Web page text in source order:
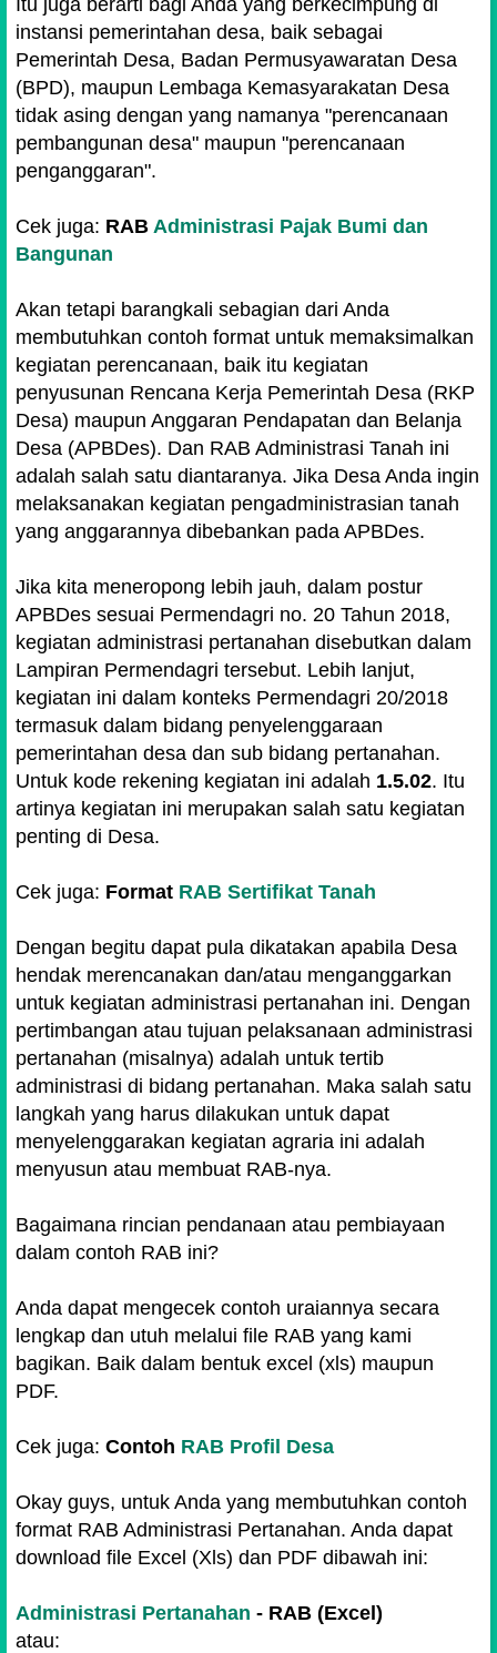
instansi pemerintahan desa, baik sebagai
Pemerintah Desa, Badan Permusyawaratan Desa
(BPD), maupun Lembaga Kemasyarakatan Desa
tidak asing dengan yang namanya "perencanaan
pembangunan desa" maupun "perencanaan
penganggaran".
Cek juga: RAB Administrasi Pajak Bumi dan
Bangunan
Akan tetapi barangkali sebagian dari Anda
membutuhkan contoh format untuk memaksimalkan
kegiatan perencanaan, baik itu kegiatan
penyusunan Rencana Kerja Pemerintah Desa (RKP
Desa) maupun Anggaran Pendapatan dan Belanja
Desa (APBDes). Dan RAB Administrasi Tanah ini
adalah salah satu diantaranya. Jika Desa Anda ingin
melaksanakan kegiatan pengadministrasian tanah
yang anggarannya dibebankan pada APBDes.
Jika kita meneropong lebih jauh, dalam postur
APBDes sesuai Permendagri no. 20 Tahun 2018,
kegiatan administrasi pertanahan disebutkan dalam
Lampiran Permendagri tersebut. Lebih lanjut,
kegiatan ini dalam konteks Permendagri 20/2018
termasuk dalam bidang penyelenggaraan
pemerintahan desa dan sub bidang pertanahan.
Untuk kode rekening kegiatan ini adalah 1.5.02. Itu
artinya kegiatan ini merupakan salah satu kegiatan
penting di Desa.
Cek juga: Format RAB Sertifikat Tanah
Dengan begitu dapat pula dikatakan apabila Desa
hendak merencanakan dan/atau menganggarkan
untuk kegiatan administrasi pertanahan ini. Dengan
pertimbangan atau tujuan pelaksanaan administrasi
pertanahan (misalnya) adalah untuk tertib
administrasi di bidang pertanahan. Maka salah satu
langkah yang harus dilakukan untuk dapat
menyelenggarakan kegiatan agraria ini adalah
menyusun atau membuat RAB-nya.
Bagaimana rincian pendanaan atau pembiayaan
dalam contoh RAB ini?
Anda dapat mengecek contoh uraiannya secara
lengkap dan utuh melalui file RAB yang kami
bagikan. Baik dalam bentuk excel (xls) maupun
PDF.
Cek juga: Contoh RAB Profil Desa
Okay guys, untuk Anda yang membutuhkan contoh
format RAB Administrasi Pertanahan. Anda dapat
download file Excel (Xls) dan PDF dibawah ini:
Administrasi Pertanahan - RAB (Excel)
atau: